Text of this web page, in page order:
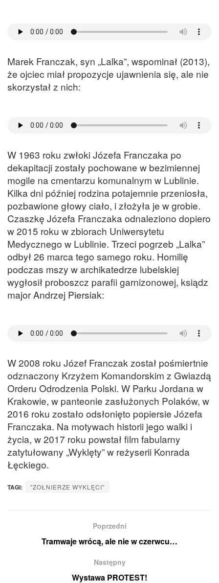
Marek Franczak, syn „Lalka”, wspominał (2013),
że ojciec miał propozycje ujawnienia się, ale nie
skorzystał z nich:
W 1963 roku zwłoki Józefa Franczaka po
dekapitacji zostały pochowane w bezimiennej
mogile na cmentarzu komunalnym w Lublinie.
Kilka dni później rodzina potajemnie przeniosła,
pozbawione głowy ciało, i złożyła je w grobie.
Czaszkę Józefa Franczaka odnaleziono dopiero
w 2015 roku w zbiorach Uniwersytetu
Medycznego w Lublinie. Trzeci pogrzeb „Lalka”
odbył 26 marca tego samego roku. Homilię
podczas mszy w archikatedrze lubelskiej
wygłosił proboszcz parafii garnizonowej, ksiądz
major Andrzej Piersiak:
W 2008 roku Józef Franczak został pośmiertnie
odznaczony Krzyżem Komandorskim z Gwiazdą
Orderu Odrodzenia Polski. W Parku Jordana w
Krakowie, w panteonie zasłużonych Polaków, w
2016 roku zostało odsłonięto popiersie Józefa
Franczaka. Na motywach historii jego walki i
życia, w 2017 roku powstał film fabularny
zatytułowany „Wyklęty” w reżyserii Konrada
Łęckiego.
TAGI: "ZOŁNIERZE WYKLĘCI"
Poprzedni
Tramwaje wrócą, ale nie w czerwcu…
Następny
Wystawa PROTEST!